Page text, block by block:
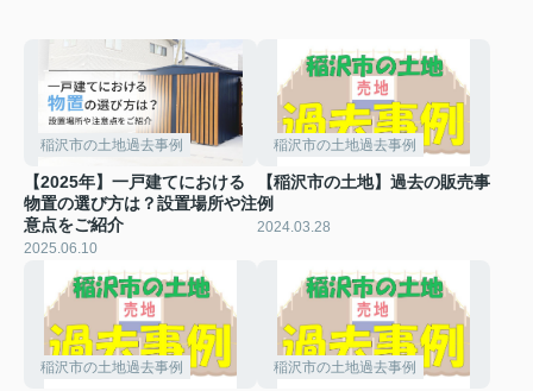
稲沢市の土地過去事例
【2025年】一戸建てにおける
物置の選び方は？設置場所や注
意点をご紹介
2025.06.10
稲沢市の土地過去事例
【稲沢市の土地】過去の販売事
例
2024.03.28
稲沢市の土地過去事例 稲沢市の土地過去事例